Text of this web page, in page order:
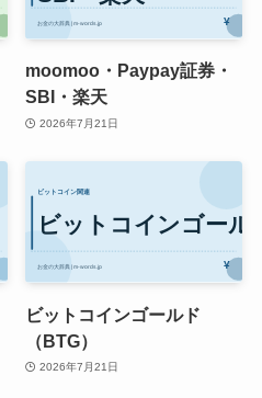
moomoo・Paypay証券・
SBI・楽天
2026年7月21日
ビットコインゴールド
（BTG）
2026年7月21日